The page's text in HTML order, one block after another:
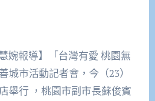
婉報導】「台灣有愛 桃園無
城市活動記者會，今（23）
舉行 ，桃園市副市長蘇俊賓